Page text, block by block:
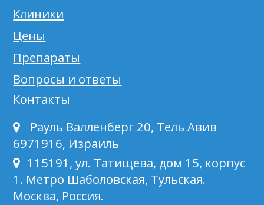
Клиники
Цены
Препараты
Вопросы и ответы
Контакты
Рауль Валленберг 20, Тель Авив
6971916, Израиль
115191, ул. Татищева, дом 15, корпус
1. Метро Шаболовская, Тульская.
Москва, Россия.